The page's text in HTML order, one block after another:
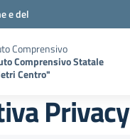
e del
Comprensivo
Comprensivo Statale
Centro"
Privacy